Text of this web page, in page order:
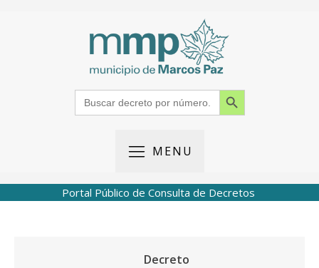
Search
for:
Search Button
MENU
Portal Público de Consulta de Decretos
Decreto